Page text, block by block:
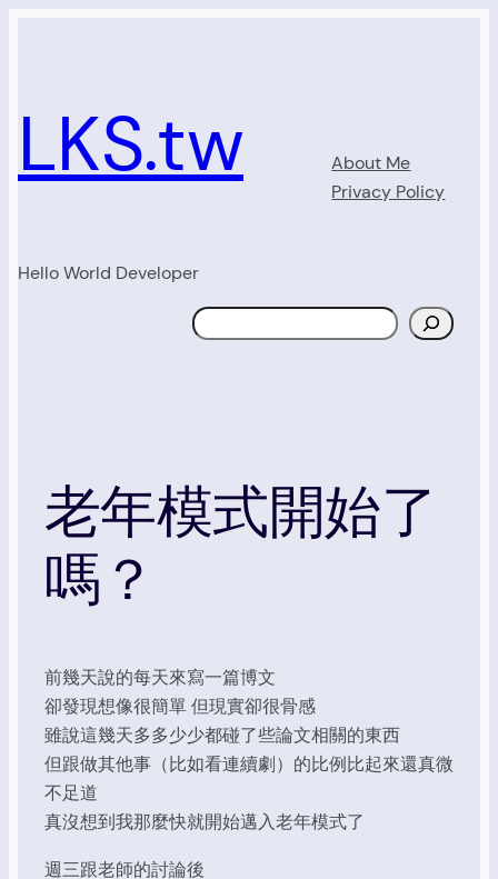
LKS.tw
Hello World Developer
About Me
Privacy Policy
Search
老年模式開始了
嗎？
前幾天說的每天來寫一篇博文
卻發現想像很簡單 但現實卻很骨感
雖說這幾天多多少少都碰了些論文相關的東西
但跟做其他事（比如看連續劇）的比例比起來還真微
不足道
真沒想到我那麼快就開始邁入老年模式了
週三跟老師的討論後